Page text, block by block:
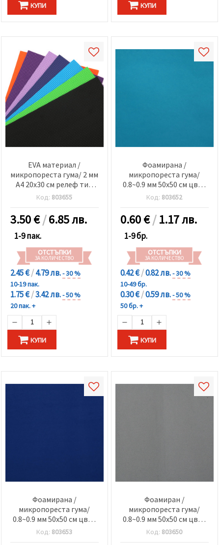
КУПИ КУПИ
EVA материал /
микропореста гума/ 2 мм
А4 20x30 см релеф тип
мрежа микс цветове -10
листа
Код: 803655
3.50€/6.85 лв.
1-9 пак.
ОТСТЪПКИ
ЗА КОЛИЧЕСТВО
2.45 €/4.79 лв.- 30 %
10-19 пак.
1.75 €/3.42 лв.- 50 %
20 пак. +
КУПИ
Фоамирана /
микропореста гума/
0.8~0.9 мм 50x50 см цвят
небесно син
Код: 803652
0.60€/1.17 лв.
1-9 бр.
ОТСТЪПКИ
ЗА КОЛИЧЕСТВО
0.42 €/0.82 лв.- 30 %
10-49 бр.
0.30 €/0.59 лв.- 50 %
50 бр. +
КУПИ
Фоамирана /
микропореста гума/
0.8~0.9 мм 50x50 см цвят
кралско синьо
Код: 803653
Фоамиран /
микропореста гума/
0.8~0.9 мм 50x50 см цвят
сив
Код: 803650